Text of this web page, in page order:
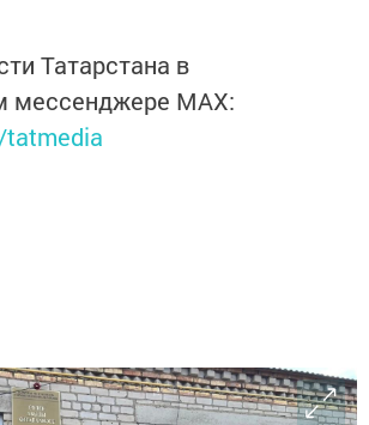
Татарстана в
мессенджере MАХ: